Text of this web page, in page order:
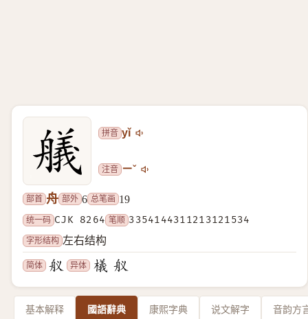
拼音 yǐ
注音 ㄧˇ
部首 舟 部外 6 总笔画 19
统一码 CJK 8264 笔顺 3354144311213121534
字形结构 左右结构
简体 异体
基本解释 國語辭典 康熙字典 说文解字 音韵方